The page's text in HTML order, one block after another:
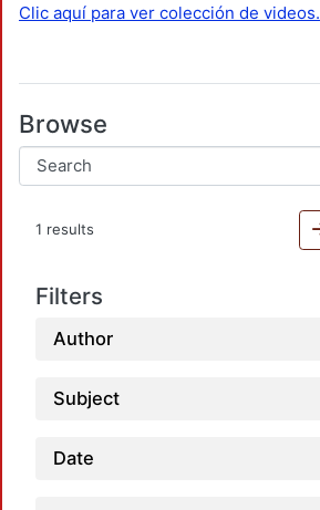
Clic aquí para ver colección de videos.
Browse
1 results
Filters
Author
Subject
Date